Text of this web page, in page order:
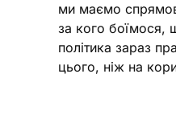
ми маємо
за кого боїмося,
політика зараз
цього, ніж на